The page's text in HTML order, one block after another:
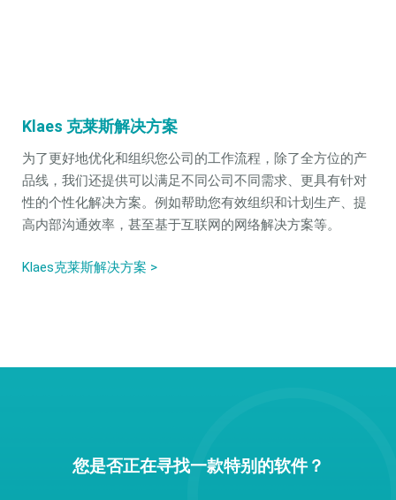
Klaes 克莱斯解决方案
为了更好地优化和组织您公司的工作流程，除了全方位的产
品线，我们还提供可以满足不同公司不同需求、更具有针对
性的个性化解决方案。例如帮助您有效组织和计划生产、提
高内部沟通效率，甚至基于互联网的网络解决方案等。
Klaes克莱斯解决方案 >
您是否正在寻找一款特别的软件？